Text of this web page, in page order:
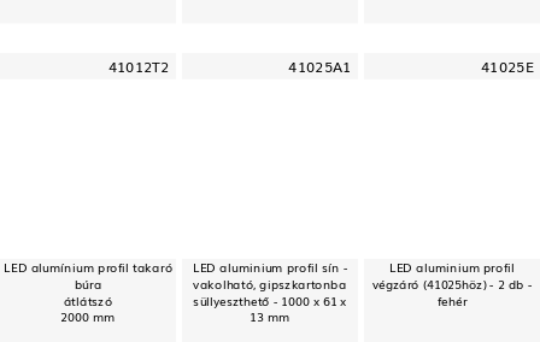
41012T2
LED alumínium profil takaró
búra
átlátszó
2000 mm
41025A1
LED aluminium profil sín -
vakolható, gipszkartonba
süllyeszthető - 1000 x 61 x
13 mm
41025E
LED aluminium profil
végzáró (41025höz) - 2 db -
fehér